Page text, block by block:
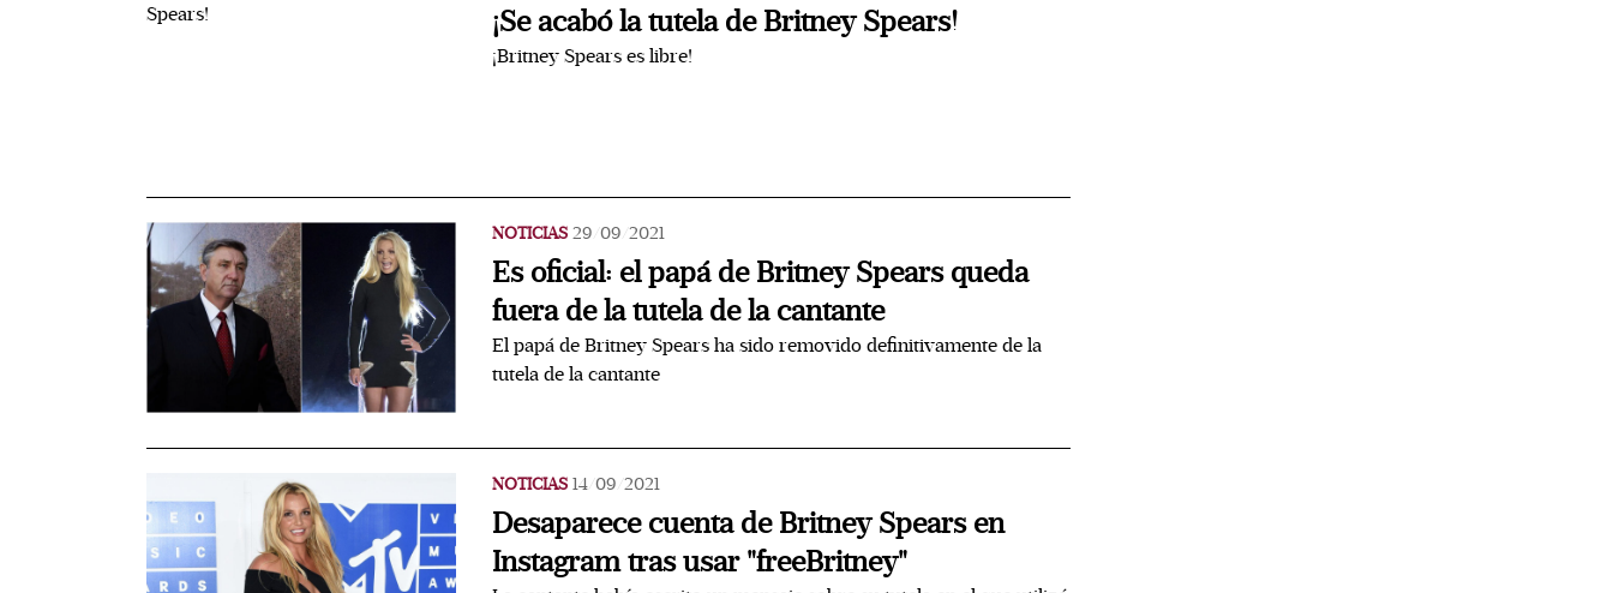
¡Se acabó la tutela de Britney Spears!
¡Britney Spears es libre!
NOTICIAS 29/09/2021
Es oficial: el papá de Britney Spears queda
fuera de la tutela de la cantante
El papá de Britney Spears ha sido removido definitivamente de la
tutela de la cantante
NOTICIAS 14/09/2021
Desaparece cuenta de Britney Spears en
Instagram tras usar "freeBritney"